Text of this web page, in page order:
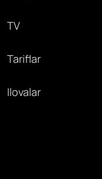
TV
Tariflar
Ilovalar